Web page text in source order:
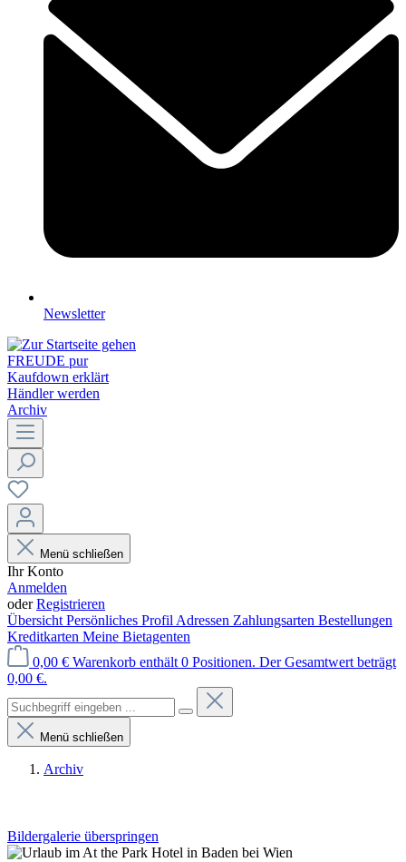
Newsletter
FREUDE pur
Kaufdown erklärt
Händler werden
Archiv
Menü schließen
Ihr Konto
Anmelden
oderRegistrieren
Übersicht Persönliches Profil Adressen Zahlungsarten Bestellungen
Kreditkarten Meine Bietagenten
0,00 € Warenkorb enthält 0 Positionen. Der Gesamtwert beträgt
0,00 €.
Menü schließen
Archiv
Bildergalerie überspringen